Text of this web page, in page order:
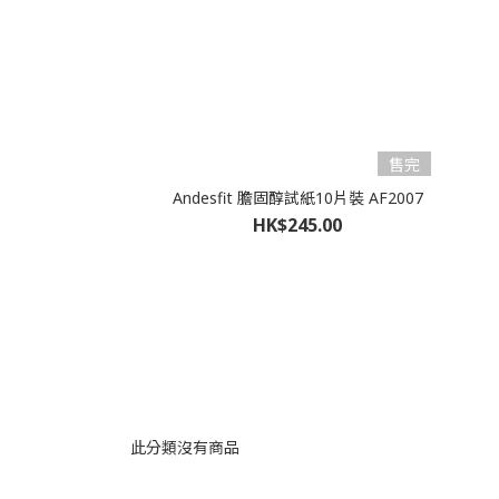
售完
Andesfit 膽固醇試紙10片裝 AF2007
HK$245.00
此分類沒有商品